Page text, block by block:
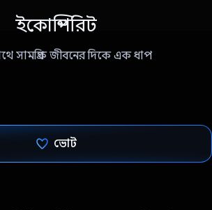
ইকোস্পিরিট
সামগ্রিক জীবনের দিকে এক ধাপ
ভোট